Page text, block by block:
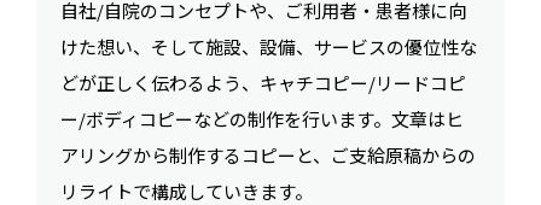
自社/自院のコンセプトや、ご利用者・患者様に向
けた想い、そして施設、設備、サービスの優位性な
どが正しく伝わるよう、キャチコピー/リードコピ
ー/ボディコピーなどの制作を行います。文章はヒ
アリングから制作するコピーと、ご支給原稿からの
リライトで構成していきます。